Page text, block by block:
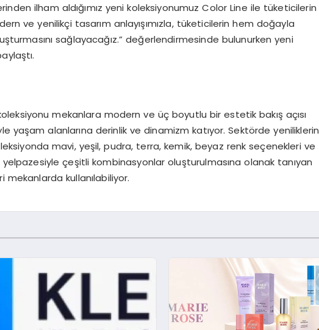
ilham aldığımız yeni koleksiyonumuz Color Line ile tüketicilerin
ve yenilikçi tasarım anlayışımızla, tüketicilerin hem doğayla
sağlayacağız.” değerlendirmesinde bulunurken yeni
mekanlara modern ve üç boyutlu bir estetik bakış açısı
yaşam alanlarına derinlik ve dinamizm katıyor. Sektörde yeniliklerin
mavi, yeşil, pudra, terra, kemik, beyaz renk seçenekleri ve
yelpazesiyle çeşitli kombinasyonlar oluşturulmasına olanak tanıyan
kullanılabiliyor.